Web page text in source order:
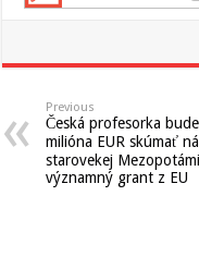
Previous
Česká profesorka
milióna EUR skúmať
starovekej
významný grant z EU